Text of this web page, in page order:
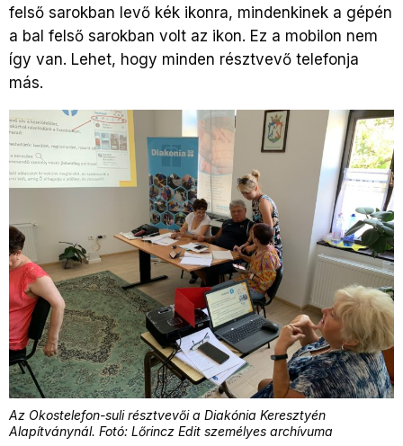
felső sarokban levő kék ikonra, mindenkinek a gépén
a bal felső sarokban volt az ikon. Ez a mobilon nem
így van. Lehet, hogy minden résztvevő telefonja
más.
Az Okostelefon-suli résztvevői a Diakónia Keresztyén
Alapítványnál. Fotó: Lőrincz Edit személyes archívuma